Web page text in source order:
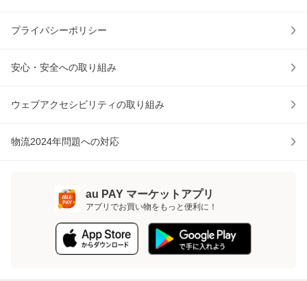
プライバシーポリシー
安心・安全への取り組み
ウェブアクセシビリティの取り組み
物流2024年問題への対応
au PAY マーケットアプリ
アプリでお買い物をもっと便利に！